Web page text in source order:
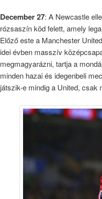
December 27: A Newcastle
rózsaszín köd felett, amely
Előző este a Manchester
idei évben masszív
megmagyarázni, tartja a
minden hazai és idegenbeli
játszik-e mindig a United, csak